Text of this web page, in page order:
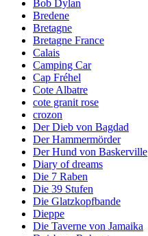
Bob Dylan
Bredene
Bretagne
Bretagne France
Calais
Camping Car
Cap Fréhel
Cote Albatre
cote granit rose
crozon
Der Dieb von Bagdad
Der Hammermörder
Der Hund von Baskerville
Diary of dreams
Die 7 Raben
Die 39 Stufen
Die Glatzkopfbande
Dieppe
Die Taverne von Jamaika